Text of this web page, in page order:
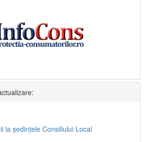
la şedinţele Consiliului Local